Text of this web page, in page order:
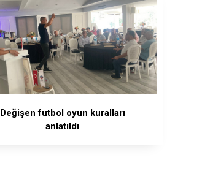
Değişen futbol oyun kuralları
anlatıldı